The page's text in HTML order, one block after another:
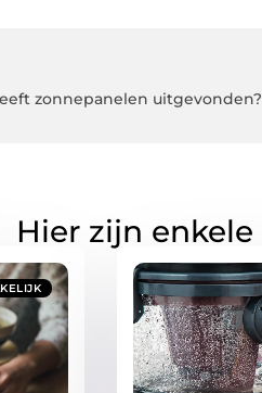
zonnepanelen uitgevonden?
Hier zijn enkele